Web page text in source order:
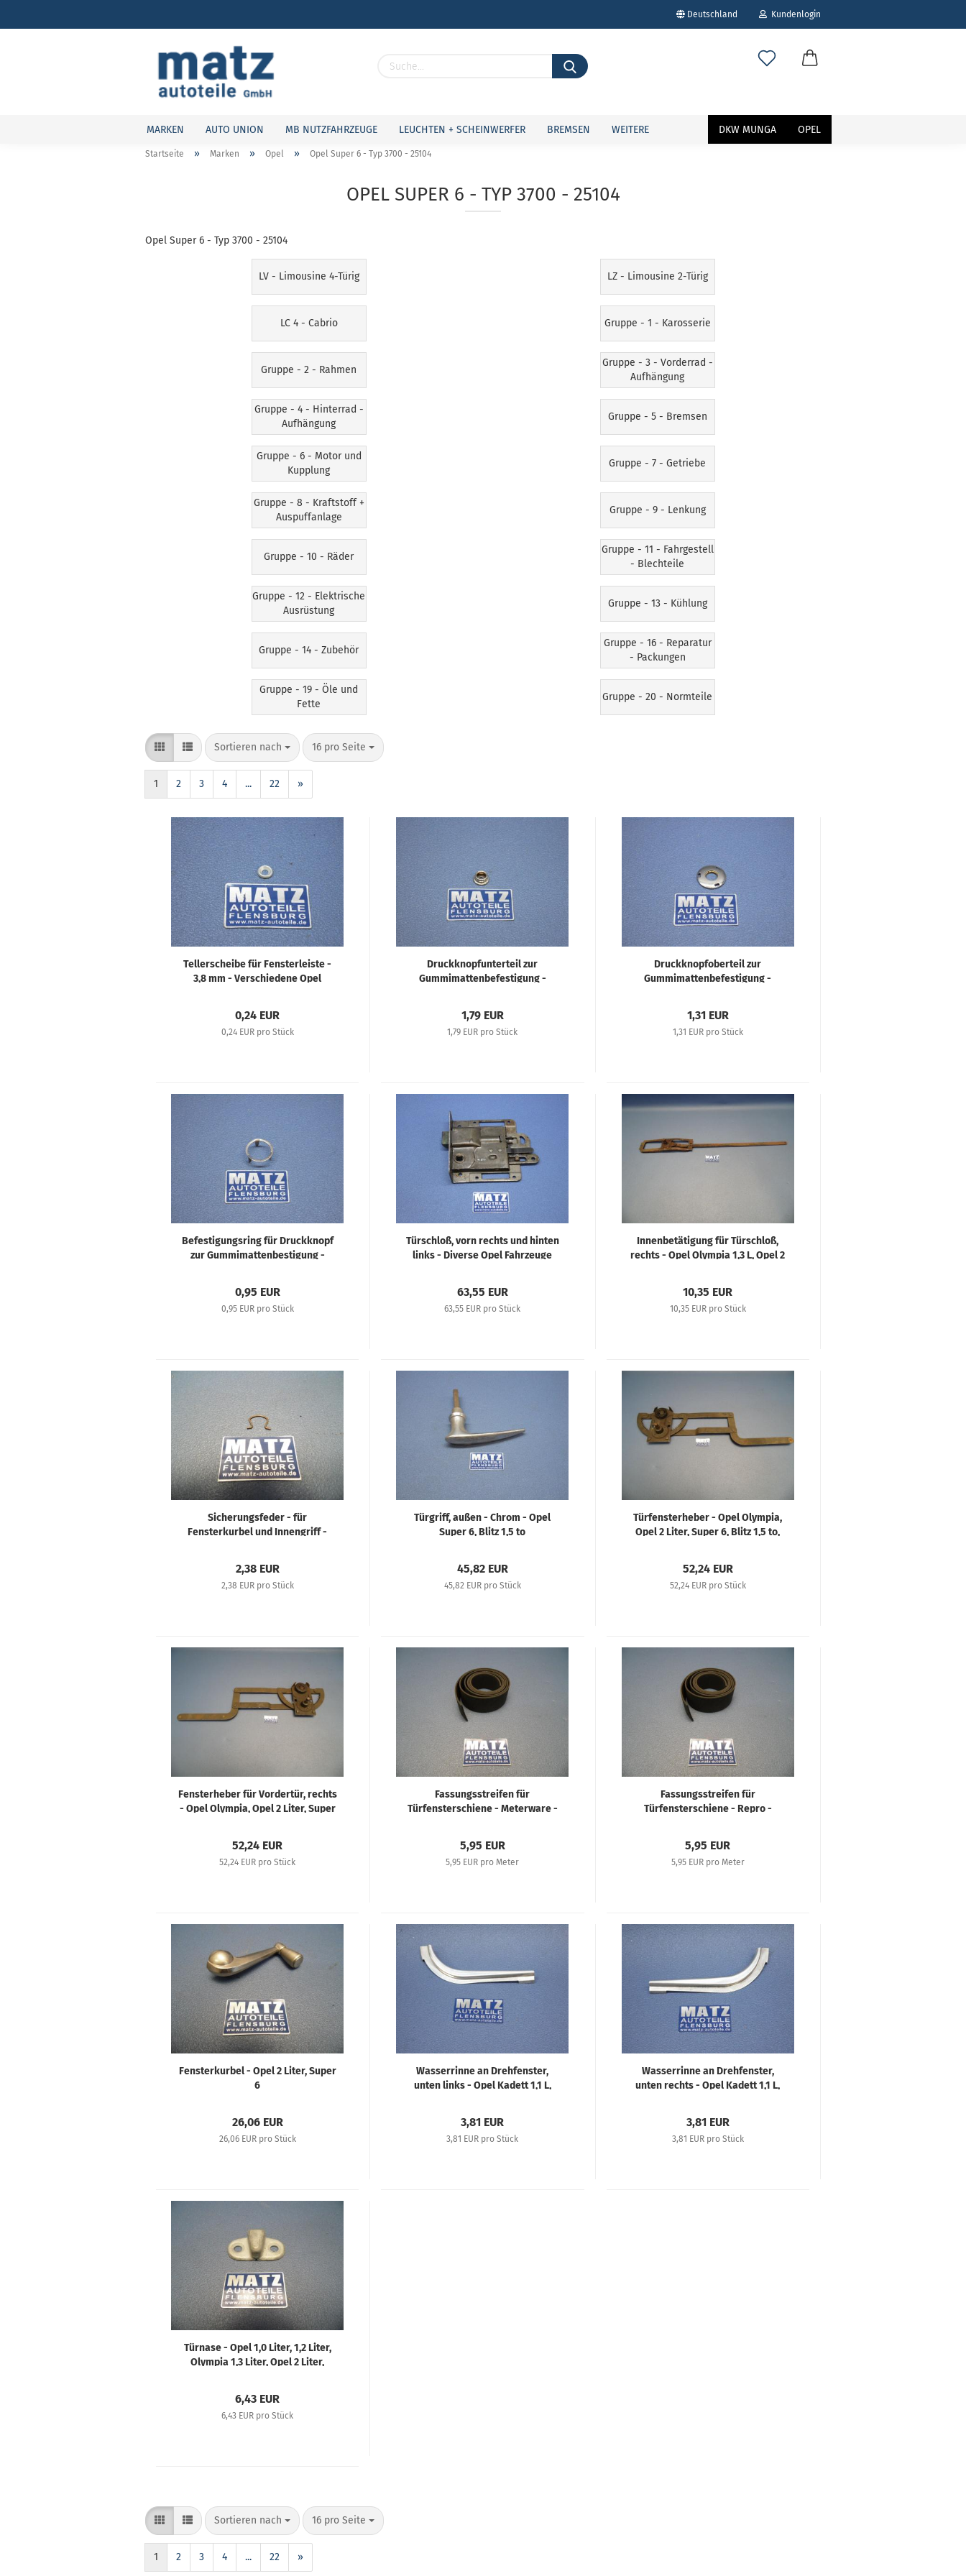
Deutschland Kundenlogin
MARKEN AUTO UNION MB NUTZFAHRZEUGE LEUCHTEN + SCHEINWERFER BREMSEN DKW MUNGA OPEL
WEITERE
Startseite » Marken » Opel » Opel Super 6 - Typ 3700 - 25104
OPEL SUPER 6 - TYP 3700 - 25104
Opel Super 6 - Typ 3700 - 25104
LV - Limousine 4-Türig LZ - Limousine 2-Türig
LC 4 - Cabrio Gruppe - 1 - Karosserie
Gruppe - 2 - Rahmen
Gruppe - 3 - Vorderrad -
Aufhängung
Gruppe - 4 - Hinterrad -
Aufhängung
Gruppe - 5 - Bremsen
Gruppe - 6 - Motor und
Kupplung
Gruppe - 7 - Getriebe
Gruppe - 8 - Kraftstoff +
Auspuffanlage
Gruppe - 9 - Lenkung
Gruppe - 10 - Räder
Gruppe - 11 - Fahrgestell
- Blechteile
Gruppe - 12 - Elektrische
Ausrüstung
Gruppe - 13 - Kühlung
Gruppe - 14 - Zubehör
Gruppe - 16 - Reparatur
- Packungen
Gruppe - 19 - Öle und
Fette
Gruppe - 20 - Normteile
Sortieren nach 16 pro Seite
1 2 3 4 ... 22 »
Tellerscheibe für Fensterleiste -
3,8 mm - Verschiedene Opel
0,24 EUR
0,24 EUR pro Stück
Druckknopfunterteil zur
Gummimattenbefestigung -
1,79 EUR
1,79 EUR pro Stück
Druckknopfoberteil zur
Gummimattenbefestigung -
1,31 EUR
1,31 EUR pro Stück
Befestigungsring für Druckknopf
zur Gummimattenbestigung -
0,95 EUR
0,95 EUR pro Stück
Türschloß, vorn rechts und hinten
links - Diverse Opel Fahrzeuge
63,55 EUR
63,55 EUR pro Stück
Innenbetätigung für Türschloß,
rechts - Opel Olympia 1,3 L, Opel 2
10,35 EUR
10,35 EUR pro Stück
Sicherungsfeder - für
Fensterkurbel und Innengriff -
2,38 EUR
2,38 EUR pro Stück
Türgriff, außen - Chrom - Opel
Super 6, Blitz 1,5 to
45,82 EUR
45,82 EUR pro Stück
Türfensterheber - Opel Olympia,
Opel 2 Liter, Super 6, Blitz 1,5 to,
52,24 EUR
52,24 EUR pro Stück
Fensterheber für Vordertür, rechts
- Opel Olympia, Opel 2 Liter, Super
52,24 EUR
52,24 EUR pro Stück
Fassungsstreifen für
Türfensterschiene - Meterware -
5,95 EUR
5,95 EUR pro Meter
Fassungsstreifen für
Türfensterschiene - Repro -
Fahrzeuge
5,95 EUR
5,95 EUR pro Meter
Fensterkurbel - Opel 2 Liter, Super
6
26,06 EUR
26,06 EUR pro Stück
Wasserrinne an Drehfenster,
unten links - Opel Kadett 1,1 L,
3,81 EUR
3,81 EUR pro Stück
Wasserrinne an Drehfenster,
unten rechts - Opel Kadett 1,1 L,
3,81 EUR
3,81 EUR pro Stück
Türnase - Opel 1,0 Liter, 1,2 Liter,
Olympia 1,3 Liter, Opel 2 Liter,
6,43 EUR
6,43 EUR pro Stück
Sortieren nach 16 pro Seite
1 2 3 4 ... 22 »